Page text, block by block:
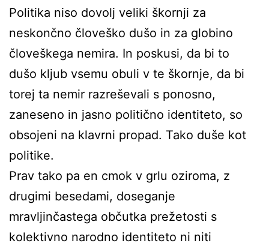
Politika niso dovolj veliki škornji za
neskončno človeško dušo in za globino
človeškega nemira. In poskusi, da bi to
dušo kljub vsemu obuli v te škornje, da bi
torej ta nemir razreševali s ponosno,
zaneseno in jasno politično identiteto, so
obsojeni na klavrni propad. Tako duše kot
politike.
Prav tako pa en cmok v grlu oziroma, z
drugimi besedami, doseganje
mravljinčastega občutka prežetosti s
kolektivno narodno identiteto ni niti